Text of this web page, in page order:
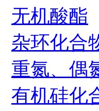
无机酸酯
杂环化合
重氮、偶
有机硅化